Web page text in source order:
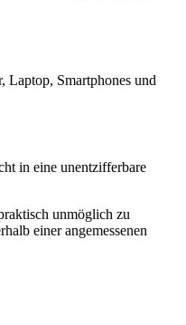
Laptop, Smartphones und
in eine unentzifferbare
unmöglich zu
einer angemessenen